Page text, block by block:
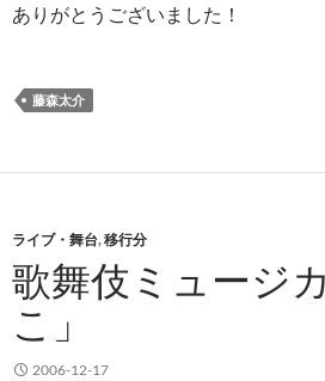
ありがとうございました！
藤森太介
ライブ・舞台,移行分
歌舞伎ミュージ
こ」
2006-12-17